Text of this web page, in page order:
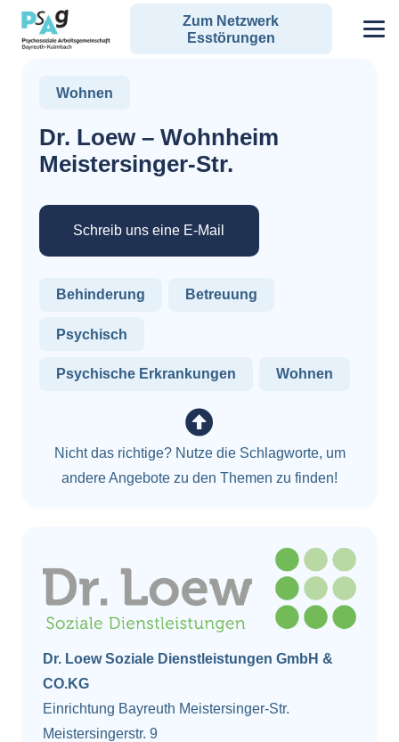
Zum Netzwerk
Esstörungen
Wohnen
Dr. Loew – Wohnheim
Meistersinger-Str.
Schreib uns eine E-Mail
Behinderung Betreuung
Psychisch
Psychische Erkrankungen Wohnen
Nicht das richtige? Nutze die Schlagworte, um
andere Angebote zu den Themen zu finden!
Dr. Loew Soziale Dienstleistungen GmbH &
CO.KG
Einrichtung Bayreuth Meistersinger-Str.
Meistersingerstr. 9